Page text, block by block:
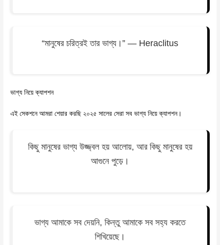
“মানুষের চরিত্রই তার ভাগ্য।” — Heraclitus
ভাগ্য নিয়ে ক্যাপশন
এই সেকশনে আমরা শেয়ার করছি ২০২৫ সালের সেরা সব ভাগ্য নিয়ে ক্যাপশন।
কিছু মানুষের ভাগ্য উজ্জ্বল হয় আলোয়, আর কিছু মানুষের হয়
আগুনে পুড়ে।
ভাগ্য আমাকে সব দেয়নি, কিন্তু আমাকে সব সহ্য করতে
শিখিয়েছে।